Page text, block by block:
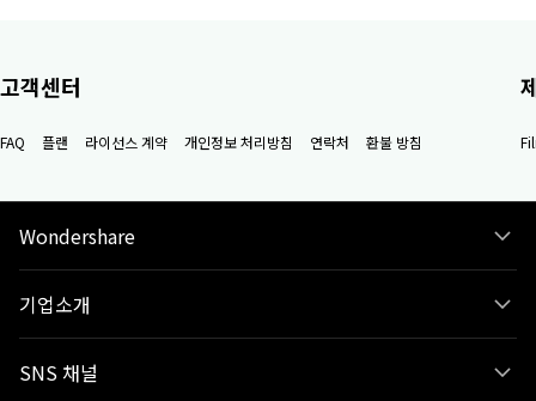
고객센터
FAQ 플랜 라이선스 계약 개인정보 처리방침 연락처 환불 방침
Wondershare
기업소개
SNS 채널